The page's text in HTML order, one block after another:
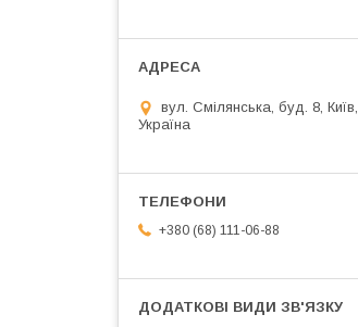
вул. Смілянська, буд. 8, Київ,
Україна
+380 (68) 111-06-88